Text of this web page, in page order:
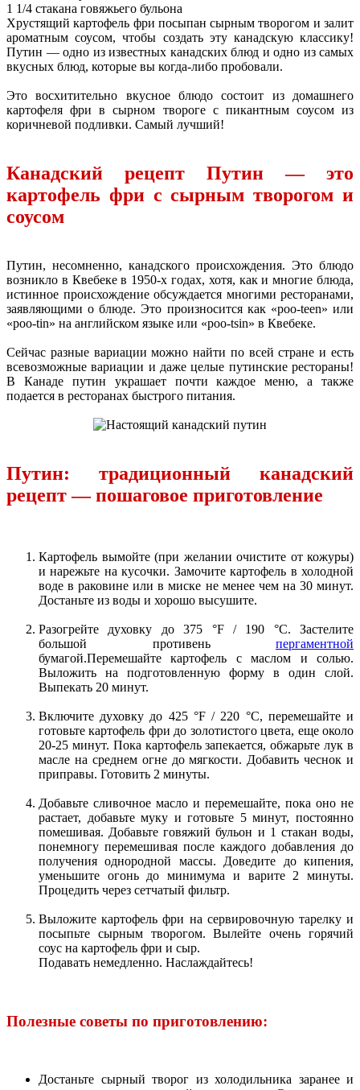
1 1/4 стакана говяжьего бульона
Хрустящий картофель фри посыпан сырным творогом и залит
ароматным соусом, чтобы создать эту канадскую классику!
Путин — одно из известных канадских блюд и одно из самых
вкусных блюд, которые вы когда-либо пробовали.
Это восхитительно вкусное блюдо состоит из домашнего
картофеля фри в сырном твороге с пикантным соусом из
коричневой подливки. Самый лучший!
Канадский рецепт Путин — это
картофель фри с сырным творогом и
соусом
Путин, несомненно, канадского происхождения. Это блюдо
возникло в Квебеке в 1950-х годах, хотя, как и многие блюда,
истинное происхождение обсуждается многими ресторанами,
заявляющими о блюде. Это произносится как «poo-teen» или
«poo-tin» на английском языке или «poo-tsin» в Квебеке.
Сейчас разные вариации можно найти по всей стране и есть
всевозможные вариации и даже целые путинские рестораны!
В Канаде путин украшает почти каждое меню, а также
подается в ресторанах быстрого питания.
Путин: традиционный канадский
рецепт — пошаговое приготовление
Картофель вымойте (при желании очистите от кожуры)
и нарежьте на кусочки. Замочите картофель в холодной
воде в раковине или в миске не менее чем на 30 минут.
Достаньте из воды и хорошо высушите.
Разогрейте духовку до 375 °F / 190 °C. Застелите
большой противень пергаментной
бумагой.Перемешайте картофель с маслом и солью.
Выложить на подготовленную форму в один слой.
Выпекать 20 минут.
Включите духовку до 425 °F / 220 °С, перемешайте и
готовьте картофель фри до золотистого цвета, еще около
20-25 минут. Пока картофель запекается, обжарьте лук в
масле на среднем огне до мягкости. Добавить чеснок и
приправы. Готовить 2 минуты.
Добавьте сливочное масло и перемешайте, пока оно не
растает, добавьте муку и готовьте 5 минут, постоянно
помешивая. Добавьте говяжий бульон и 1 стакан воды,
понемногу перемешивая после каждого добавления до
получения однородной массы. Доведите до кипения,
уменьшите огонь до минимума и варите 2 минуты.
Процедить через сетчатый фильтр.
Выложите картофель фри на сервировочную тарелку и
посыпьте сырным творогом. Вылейте очень горячий
соус на картофель фри и сыр.
Подавать немедленно. Наслаждайтесь!
Полезные советы по приготовлению:
Достаньте сырный творог из холодильника заранее и